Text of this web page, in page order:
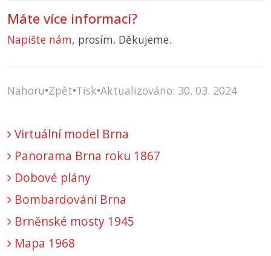
Máte více informací?
Napište nám, prosím. Děkujeme.
Nahoru•Zpět•Tisk•Aktualizováno: 30. 03. 2024
Virtuální model Brna
Panorama Brna roku 1867
Dobové plány
Bombardování Brna
Brněnské mosty 1945
Mapa 1968